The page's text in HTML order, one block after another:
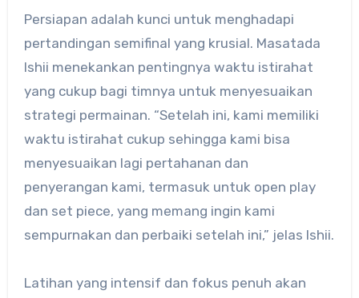
Persiapan adalah kunci untuk menghadapi
pertandingan semifinal yang krusial. Masatada
Ishii menekankan pentingnya waktu istirahat
yang cukup bagi timnya untuk menyesuaikan
strategi permainan. “Setelah ini, kami memiliki
waktu istirahat cukup sehingga kami bisa
menyesuaikan lagi pertahanan dan
penyerangan kami, termasuk untuk open play
dan set piece, yang memang ingin kami
sempurnakan dan perbaiki setelah ini,” jelas Ishii.
Latihan yang intensif dan fokus penuh akan